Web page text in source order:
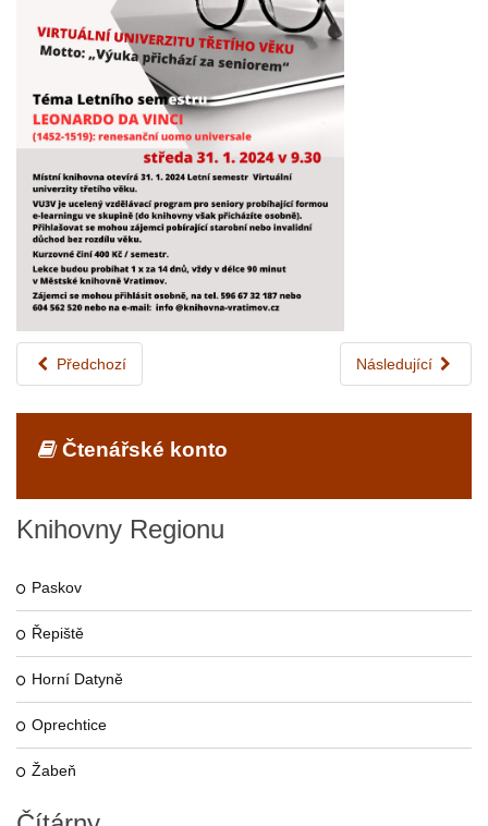
Předchozí Následující
Čtenářské konto
Knihovny Regionu
Paskov
Řepiště
Horní Datyně
Oprechtice
Žabeň